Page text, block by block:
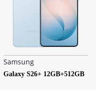
Samsung
Galaxy S26+ 12GB+512GB